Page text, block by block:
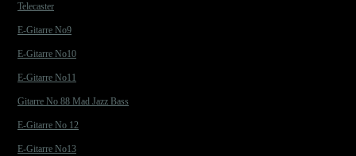
Telecaster
E-Gitarre No9
E-Gitarre No10
E-Gitarre No11
Gitarre No 88 Mad Jazz Bass
E-Gitarre No 12
E-Gitarre No13